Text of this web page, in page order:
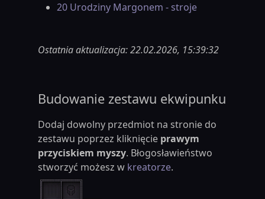
20 Urodziny Margonem - stroje
Ostatnia aktualizacja: 22.02.2026, 15:39:32
Budowanie zestawu ekwipunku
Dodaj dowolny przedmiot na stronie do
zestawu poprzez kliknięcie prawym
przyciskiem myszy. Błogosławieństwo
stworzyć możesz w kreatorze.